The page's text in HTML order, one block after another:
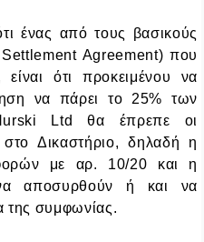
από τους βασικούς
Settlement Agreement) που
ότι προκειμένου να
να πάρει το 25% των
Ltd
θα έπρεπε οι
Δικαστήριο, δηλαδή η
με αρ. 10/20 και η
αποσυρθούν ή και να
της συμφωνίας.